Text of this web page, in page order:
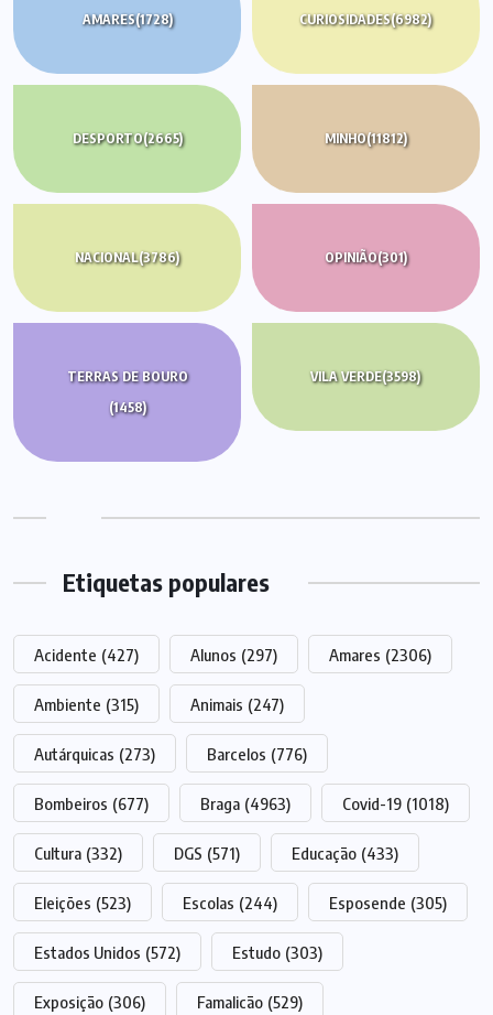
AMARES(1728) CURIOSIDADES(6982)
DESPORTO(2665) MINHO(11812)
NACIONAL(3786) OPINIÃO(301)
TERRAS DE BOURO
(1458)
VILA VERDE(3598)
Etiquetas populares
Acidente (427) Alunos (297) Amares (2306)
Ambiente (315) Animais (247)
Autárquicas (273) Barcelos (776)
Bombeiros (677) Braga (4963) Covid-19 (1018)
Cultura (332) DGS (571) Educação (433)
Eleições (523) Escolas (244) Esposende (305)
Estados Unidos (572) Estudo (303)
Exposição (306) Famalicão (529)